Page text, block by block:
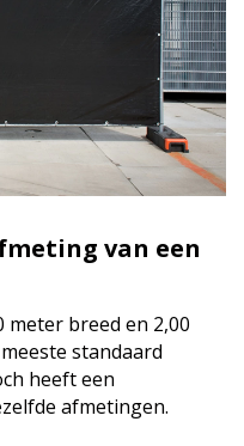
van een
meter breed en 2,00
standaard
heeft een
afmetingen.